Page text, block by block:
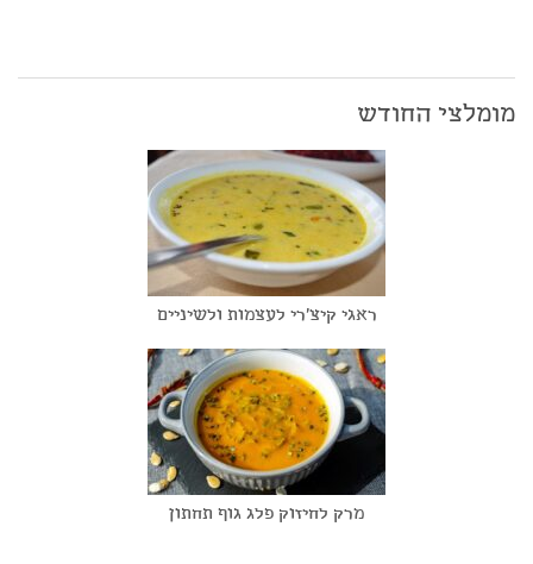
מומלצי החודש
ראגי קיצ'רי לעצמות ולשיניים
מרק לחיזוק פלג גוף תחתון